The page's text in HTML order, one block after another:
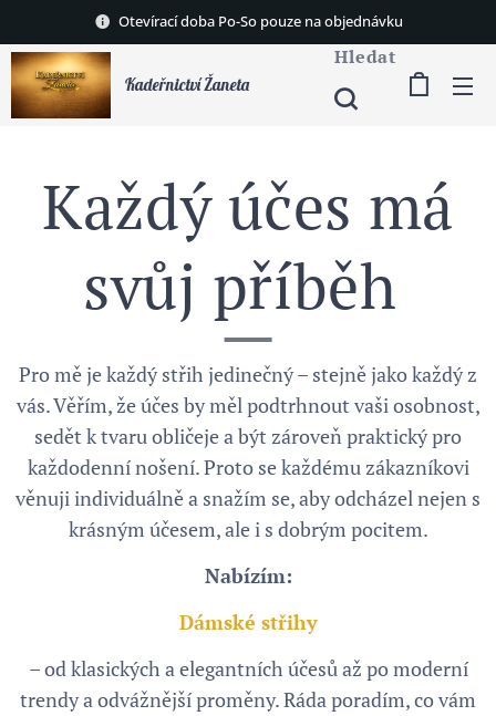
Otevírací doba Po-So pouze na objednávku
Kadeřnictví Žaneta
Hledat
Každý účes má
svůj příběh
Pro mě je každý střih jedinečný – stejně jako každý z
vás. Věřím, že účes by měl podtrhnout vaši osobnost,
sedět k tvaru obličeje a být zároveň praktický pro
každodenní nošení. Proto se každému zákazníkovi
věnuji individuálně a snažím se, aby odcházel nejen s
krásným účesem, ale i s dobrým pocitem.
Nabízím:
Dámské střihy
– od klasických a elegantních účesů až po moderní
trendy a odvážnější proměny. Ráda poradím, co vám